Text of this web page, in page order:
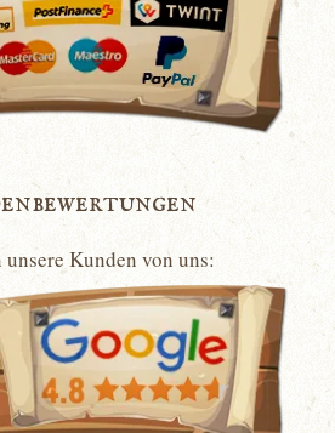
unsere Kunden von uns: